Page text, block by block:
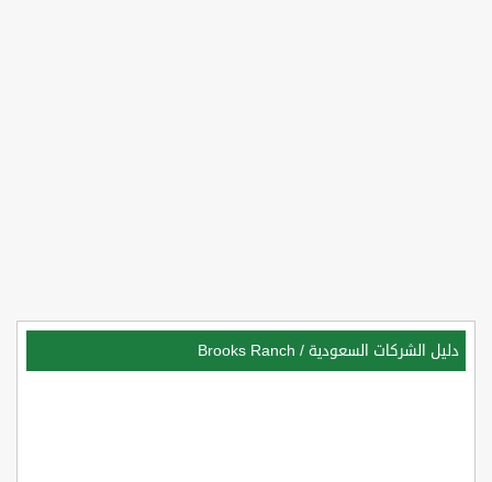
دليل الشركات السعودية /
Brooks Ranch